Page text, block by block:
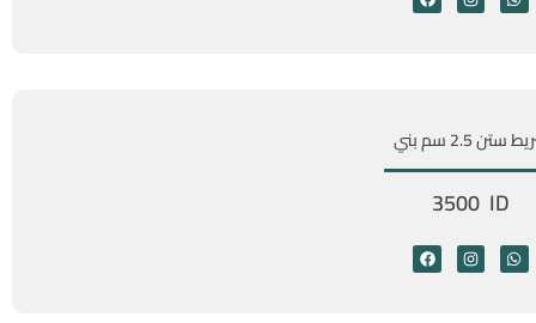
ستن 2.5 سم بني
3500 ID